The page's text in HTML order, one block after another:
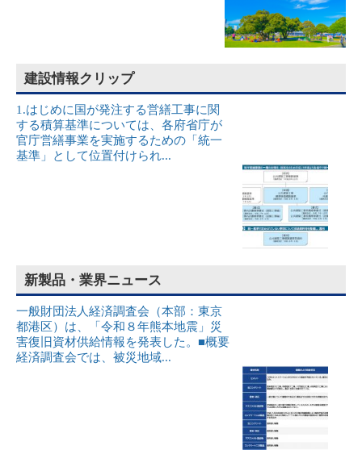
建設情報クリップ
1.はじめに国が発注する営繕工事に関
する積算基準については、各府省庁が
官庁営繕事業を実施するための「統一
基準」として位置付けられ...
新製品・業界ニュース
一般財団法人経済調査会（本部：東京
都港区）は、「令和８年熊本地震」災
害復旧資材供給情報を発表した。■概要
経済調査会では、被災地域...